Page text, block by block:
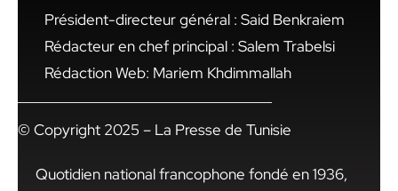
Président-directeur général : Said Benkraiem
Rédacteur en chef principal : Salem Trabelsi
Rédaction Web: Mariem Khdimmallah
© Copyright 2025 – La Presse de Tunisie
Quotidien national francophone fondé en 1936,